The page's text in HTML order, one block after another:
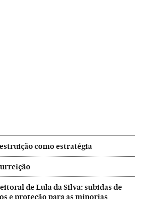
como estratégia
de Lula da Silva: subidas de
e proteção para as minorias